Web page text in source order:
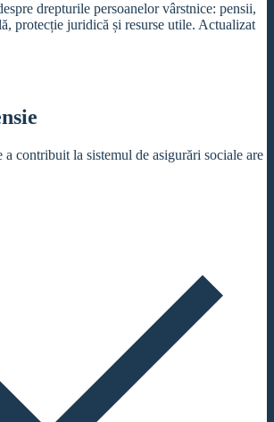
drepturile persoanelor vârstnice: pensii,
protecție juridică și resurse utile. Actualizat
a contribuit la sistemul de asigurări sociale are